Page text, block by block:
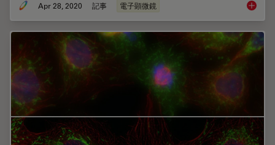
Apr 28, 2020 記事 電子顕微鏡 Rate